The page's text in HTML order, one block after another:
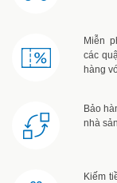
Miễn
các
hàng
Bảo
nhà
Kiếm